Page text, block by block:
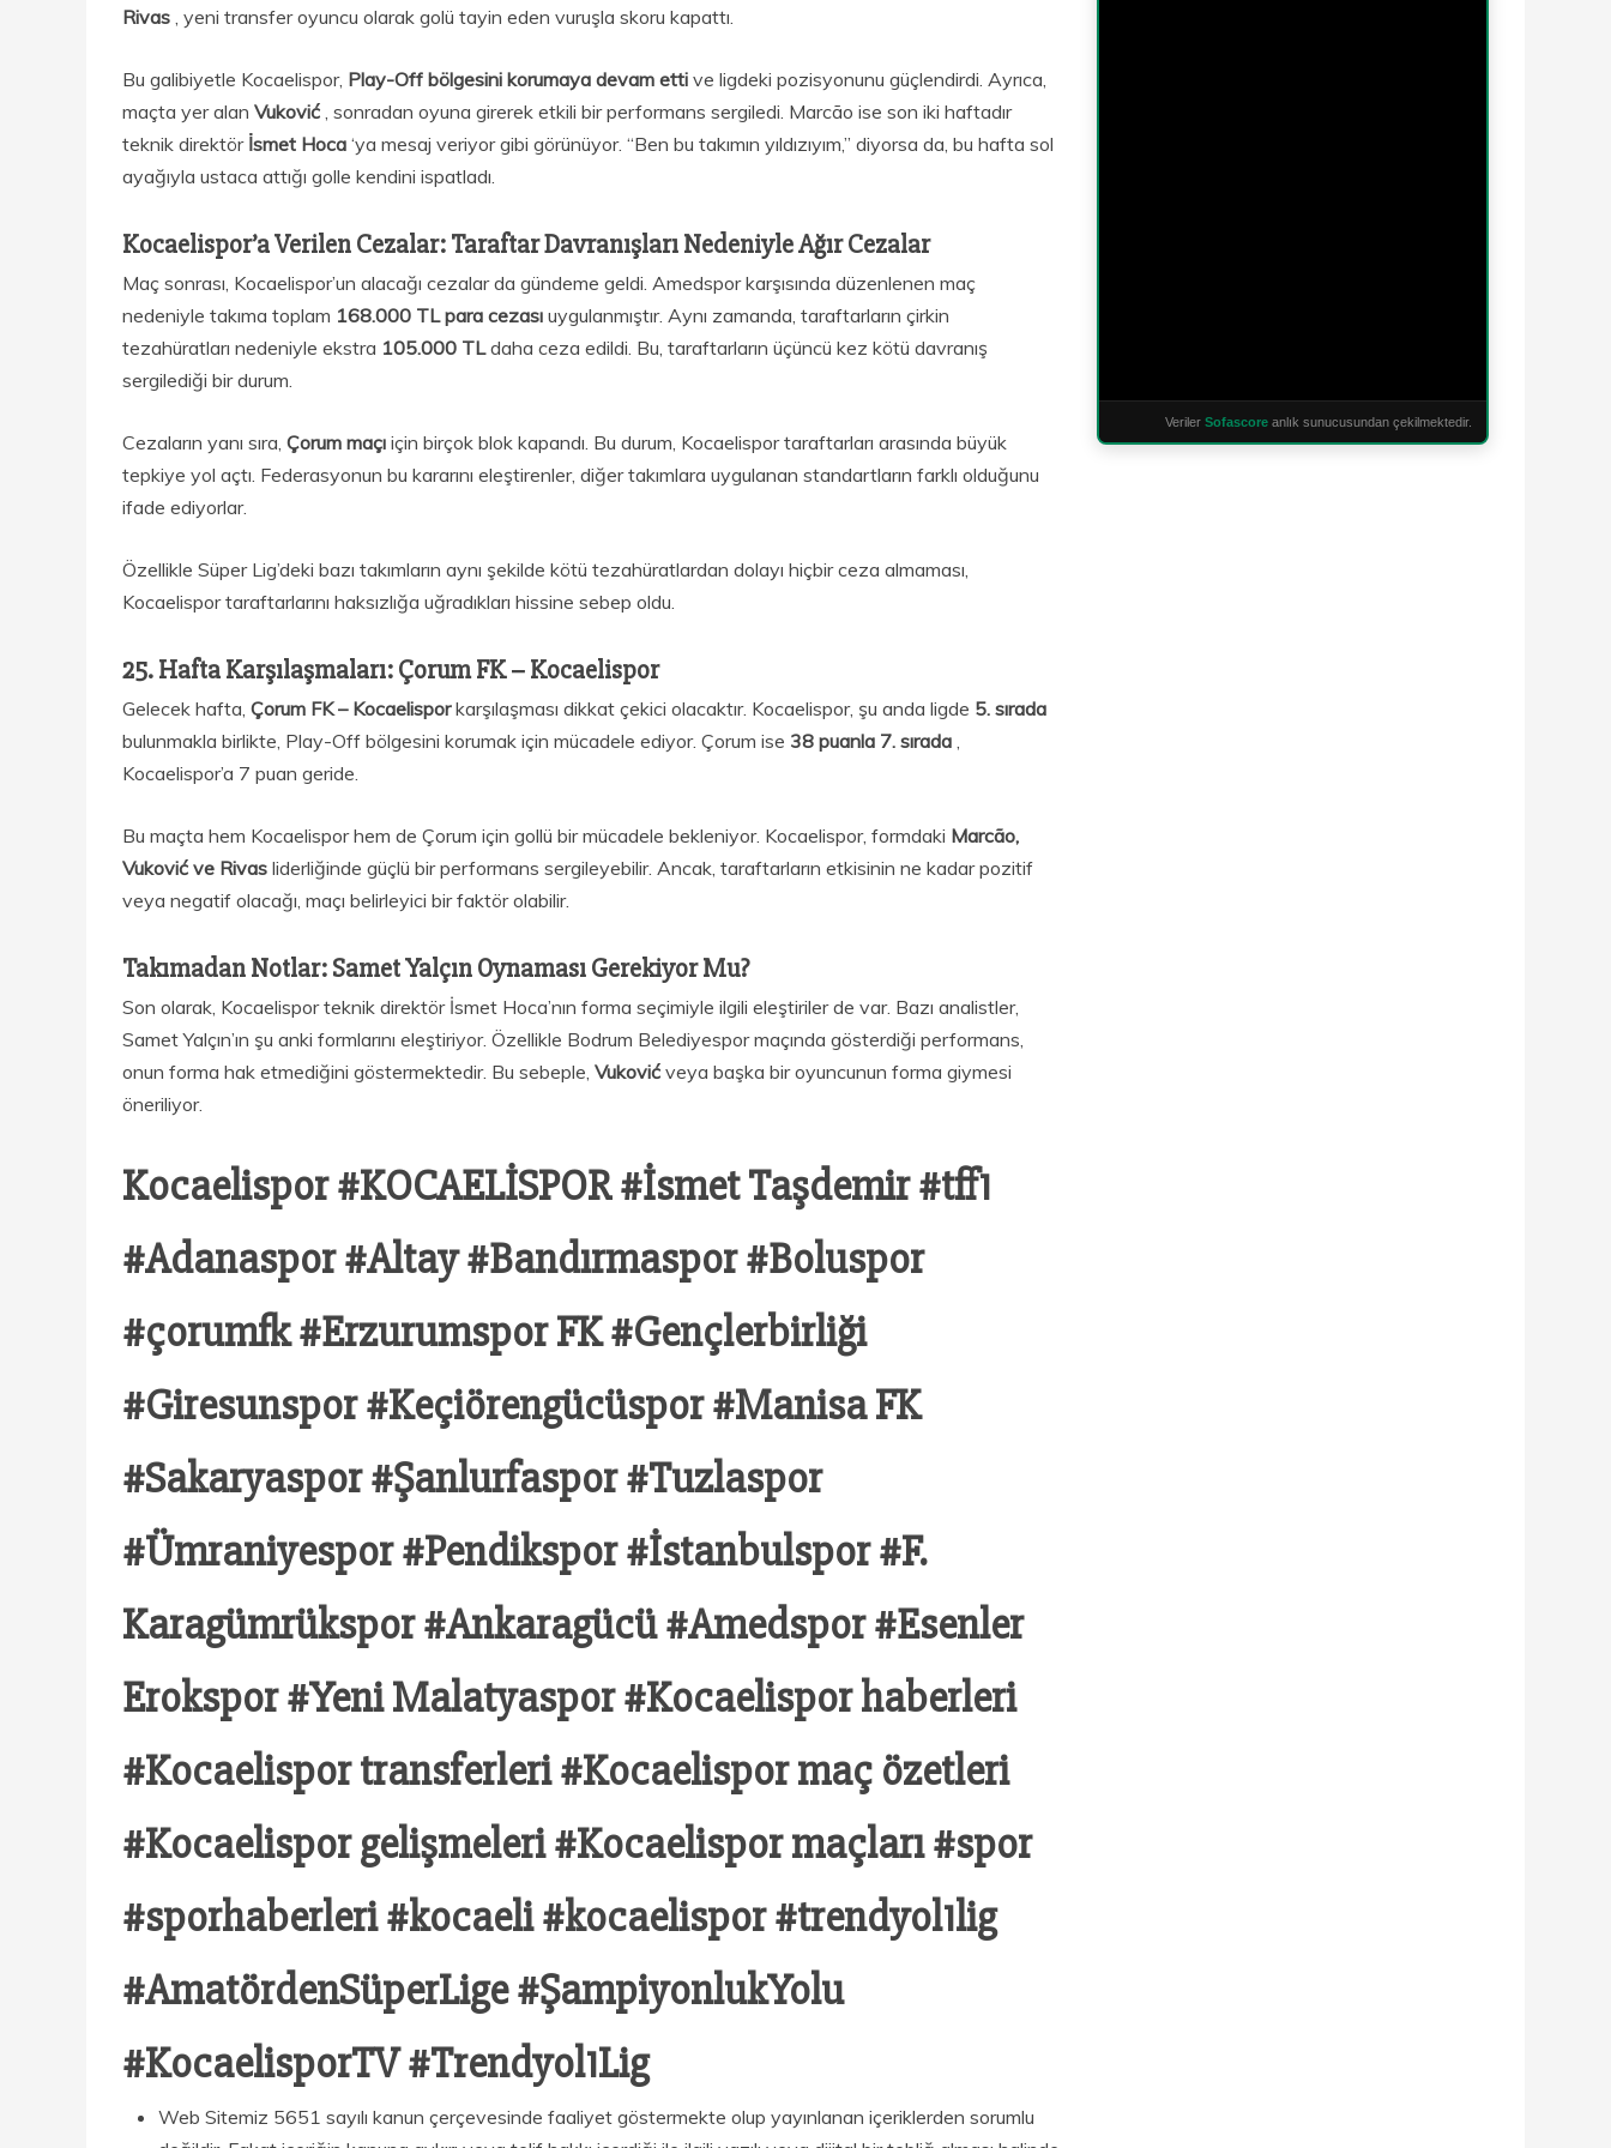
Rivas , yeni transfer oyuncu olarak golü tayin eden vuruşla skoru kapattı.
Bu galibiyetle Kocaelispor, Play-Off bölgesini korumaya devam etti ve ligdeki pozisyonunu güçlendirdi. Ayrıca,
maçta yer alan Vuković , sonradan oyuna girerek etkili bir performans sergiledi. Marcão ise son iki haftadır
teknik direktör İsmet Hoca ‘ya mesaj veriyor gibi görünüyor. “Ben bu takımın yıldızıyım,” diyorsa da, bu hafta sol
ayağıyla ustaca attığı golle kendini ispatladı.
Kocaelispor’a Verilen Cezalar: Taraftar Davranışları Nedeniyle Ağır Cezalar
Maç sonrası, Kocaelispor’un alacağı cezalar da gündeme geldi. Amedspor karşısında düzenlenen maç
nedeniyle takıma toplam 168.000 TL para cezası uygulanmıştır. Aynı zamanda, taraftarların çirkin
tezahüratları nedeniyle ekstra 105.000 TLdaha ceza edildi. Bu, taraftarların üçüncü kez kötü davranış
sergilediği bir durum.
Cezaların yanı sıra, Çorum maçı için birçok blok kapandı. Bu durum, Kocaelispor taraftarları arasında büyük
tepkiye yol açtı. Federasyonun bu kararını eleştirenler, diğer takımlara uygulanan standartların farklı olduğunu
ifade ediyorlar.
Özellikle Süper Lig’deki bazı takımların aynı şekilde kötü tezahüratlardan dolayı hiçbir ceza almaması,
Kocaelispor taraftarlarını haksızlığa uğradıkları hissine sebep oldu.
25. Hafta Karşılaşmaları: Çorum FK – Kocaelispor
Gelecek hafta, Çorum FK – Kocaelisporkarşılaşması dikkat çekici olacaktır. Kocaelispor, şu anda ligde 5. sırada
bulunmakla birlikte, Play-Off bölgesini korumak için mücadele ediyor. Çorum ise 38 puanla 7. sırada ,
Kocaelispor’a 7 puan geride.
Bu maçta hem Kocaelispor hem de Çorum için gollü bir mücadele bekleniyor. Kocaelispor, formdaki Marcão,
Vuković ve Rivas liderliğinde güçlü bir performans sergileyebilir. Ancak, taraftarların etkisinin ne kadar pozitif
veya negatif olacağı, maçı belirleyici bir faktör olabilir.
Takımadan Notlar: Samet Yalçın Oynaması Gerekiyor Mu?
Son olarak, Kocaelispor teknik direktör İsmet Hoca’nın forma seçimiyle ilgili eleştiriler de var. Bazı analistler,
Samet Yalçın’ın şu anki formlarını eleştiriyor. Özellikle Bodrum Belediyespor maçında gösterdiği performans,
onun forma hak etmediğini göstermektedir. Bu sebeple, Vuković veya başka bir oyuncunun forma giymesi
öneriliyor.
Kocaelispor #KOCAELİSPOR #İsmet Taşdemir #tff1
#Adanaspor #Altay #Bandırmaspor #Boluspor
#çorumfk #Erzurumspor FK #Gençlerbirliği
#Giresunspor #Keçiörengücüspor #Manisa FK
#Sakaryaspor #Şanlurfaspor #Tuzlaspor
#Ümraniyespor #Pendikspor #İstanbulspor #F.
Karagümrükspor #Ankaragücü #Amedspor #Esenler
Erokspor #Yeni Malatyaspor #Kocaelispor haberleri
#Kocaelispor transferleri #Kocaelispor maç özetleri
#Kocaelispor gelişmeleri #Kocaelispor maçları #spor
#sporhaberleri #kocaeli #kocaelispor #trendyol1lig
#AmatördenSüperLige #ŞampiyonlukYolu
#KocaelisporTV #Trendyol1Lig
Web Sitemiz 5651 sayılı kanun çerçevesinde faaliyet göstermekte olup yayınlanan içeriklerden sorumlu
Veriler Sofascore anlık sunucusundan çekilmektedir.